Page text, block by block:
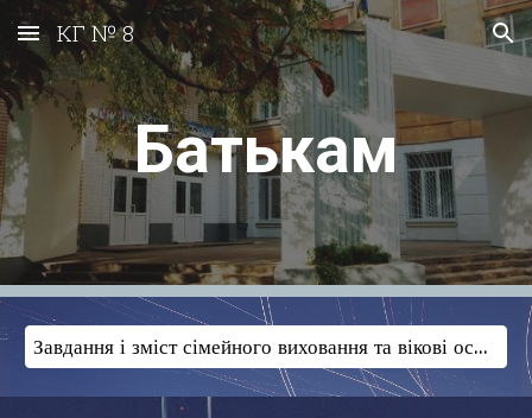
Skip to main content Skip to navigation
КГ № 8
Батькам
Завдання і зміст сімейного виховання та вікові особливості дітей